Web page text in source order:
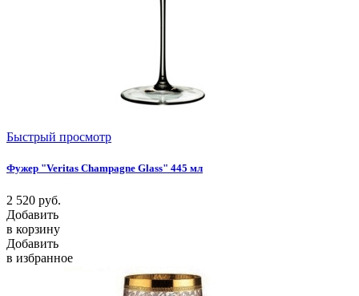
Быстрый просмотр
Фужер "Veritas Champagne Glass" 445 мл
2 520 руб.
Добавить
в корзину
Добавить
в избранное